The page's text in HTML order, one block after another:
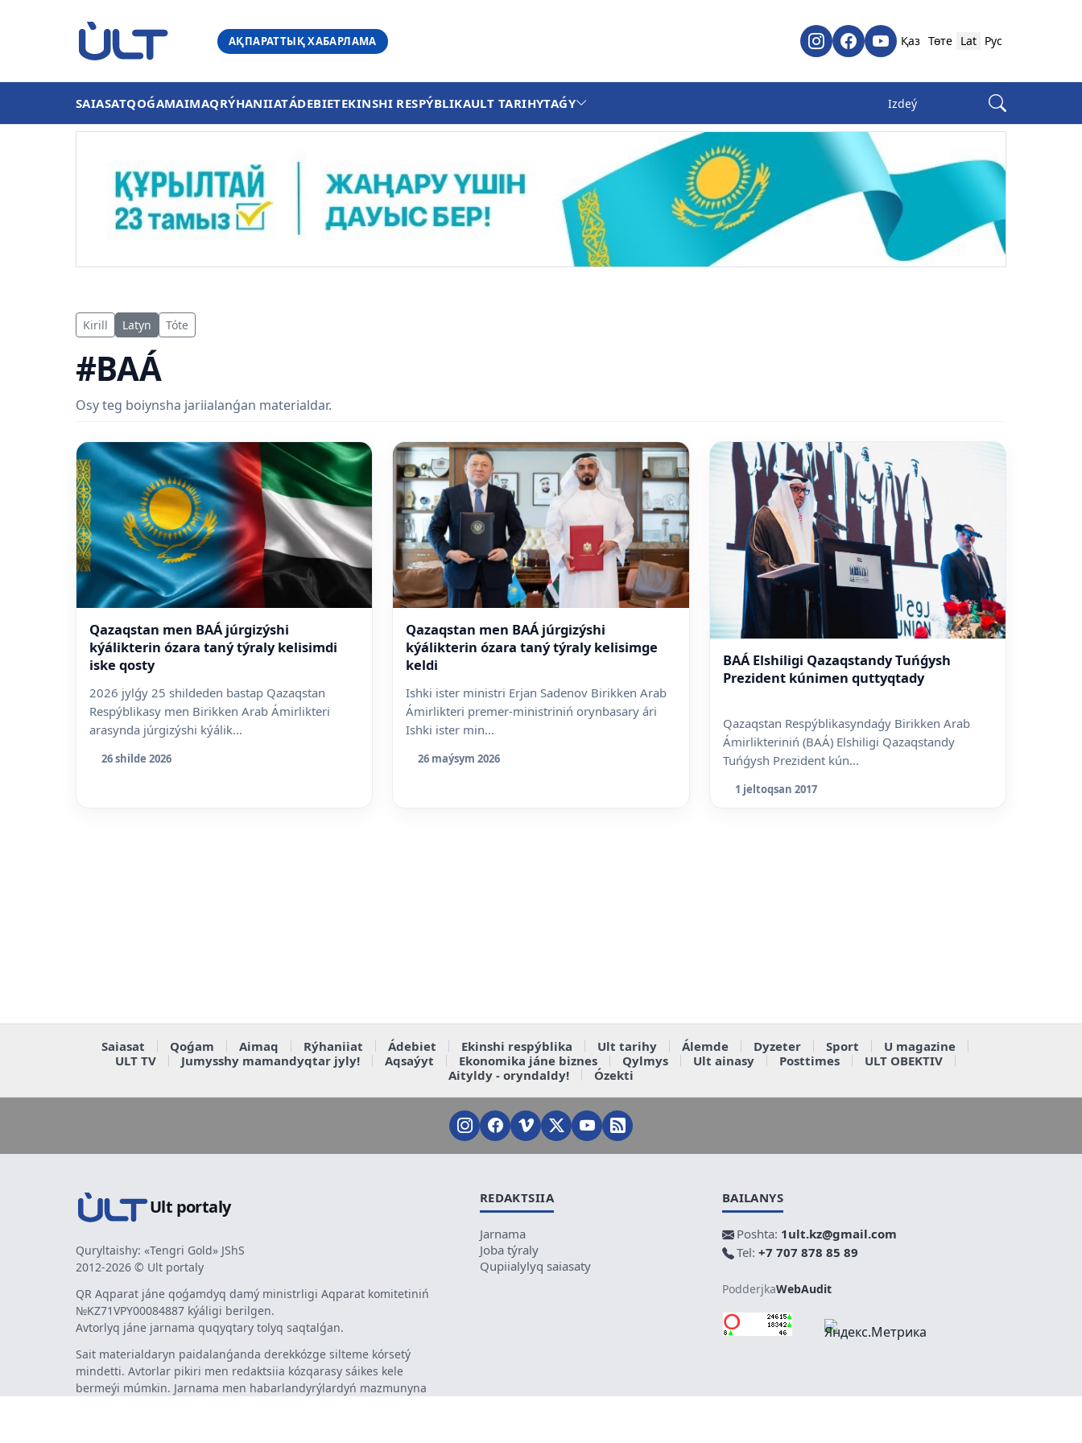
АҚПАРАТТЫҚ ХАБАРЛАМА Қаз Төте Lat Рус
SAIASATQOǴAMAIMAQRÝHANIIATÁDEBIETEKINSHI RESPÝBLIKAULT TARIHYTAǴY
Kirill Latyn Tóte
#BAÁ
Osy teg boiynsha jariialanǵan materialdar.
Qazaqstan men BAÁ júrgizýshi
kýálikterin ózara taný týraly kelisimdi
iske qosty
2026 jylǵy 25 shildeden bastap Qazaqstan
Respýblikasy men Birikken Arab Ámirlikteri
arasynda júrgizýshi kýálik...
26 shilde 2026
Qazaqstan men BAÁ júrgizýshi
kýálikterin ózara taný týraly kelisimge
keldi
Ishki ister ministri Erjan Sadenov Birikken Arab
Ámirlikteri premer-ministriniń orynbasary ári
Ishki ister min...
26 maýsym 2026
BAÁ Elshiligi Qazaqstandy Tuńǵysh
Prezident kúnimen quttyqtady
Qazaqstan Respýblikasyndaǵy Birikken Arab
Ámirlikteriniń (BAÁ) Elshiligi Qazaqstandy
Tuńǵysh Prezident kún...
1 jeltoqsan 2017
Saiasat Qoǵam Aimaq Rýhaniiat Ádebiet Ekinshi respýblika Ult tarihy Álemde Dyzeter Sport
U magazine
ULT TV
Jumysshy mamandyqtar jyly! Aqsaýyt Ekonomika jáne biznes Qylmys Ult ainasy Posttimes
ULT OBEKTIV
Aityldy - oryndaldy!
Ózekti
Ult portaly
Quryltaishy: «Tengri Gold» JShS
2012-2026 © Ult portaly
QR Aqparat jáne qoǵamdyq damý ministrligi Aqparat komitetiniń
№KZ71VPY00084887 kýáligi berilgen.
Avtorlyq jáne jarnama quqyqtary tolyq saqtalǵan.
Sait materialdaryn paidalanǵanda derekkózge silteme kórsetý
mindetti. Avtorlar pikiri men redaktsiia kózqarasy sáikes kele
bermeýi múmkin. Jarnama men habarlandyrýlardyń mazmunyna
REDAKTSIIA
Jarnama
Joba týraly
Qupiialylyq saiasaty
BAILANYS
Poshta: 1ult.kz@gmail.com
Tel: +7 707 878 85 89
PodderjkaWebAudit